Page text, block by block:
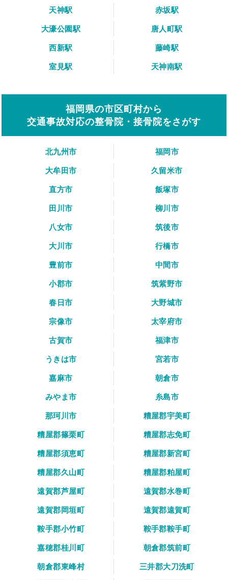
天神駅
赤坂駅
大濠公園駅
唐人町駅
西新駅
藤崎駅
室見駅
天神南駅
福岡県の市区町村から
交通事故対応の整骨院・接骨院をさがす
北九州市
福岡市
大牟田市
久留米市
直方市
飯塚市
田川市
柳川市
八女市
筑後市
大川市
行橋市
豊前市
中間市
小郡市
筑紫野市
春日市
大野城市
宗像市
太宰府市
古賀市
福津市
うきは市
宮若市
嘉麻市
朝倉市
みやま市
糸島市
那珂川市
糟屋郡宇美町
糟屋郡篠栗町
糟屋郡志免町
糟屋郡須恵町
糟屋郡新宮町
糟屋郡久山町
糟屋郡粕屋町
遠賀郡芦屋町
遠賀郡水巻町
遠賀郡岡垣町
遠賀郡遠賀町
鞍手郡小竹町
鞍手郡鞍手町
嘉穂郡桂川町
朝倉郡筑前町
朝倉郡東峰村
三井郡大刀洗町